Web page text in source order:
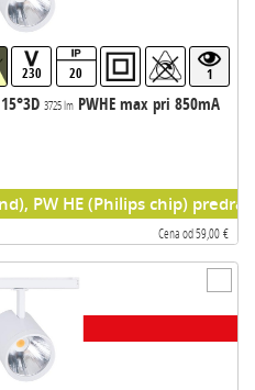
230 20 1
3725 lmPWHE max pri 850mA
PW HE (Philips chip)
Cena od 59,00 €